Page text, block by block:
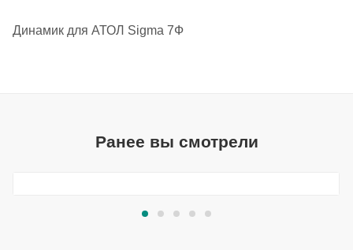
Динамик для АТОЛ Sigma 7Ф
Ранее вы смотрели